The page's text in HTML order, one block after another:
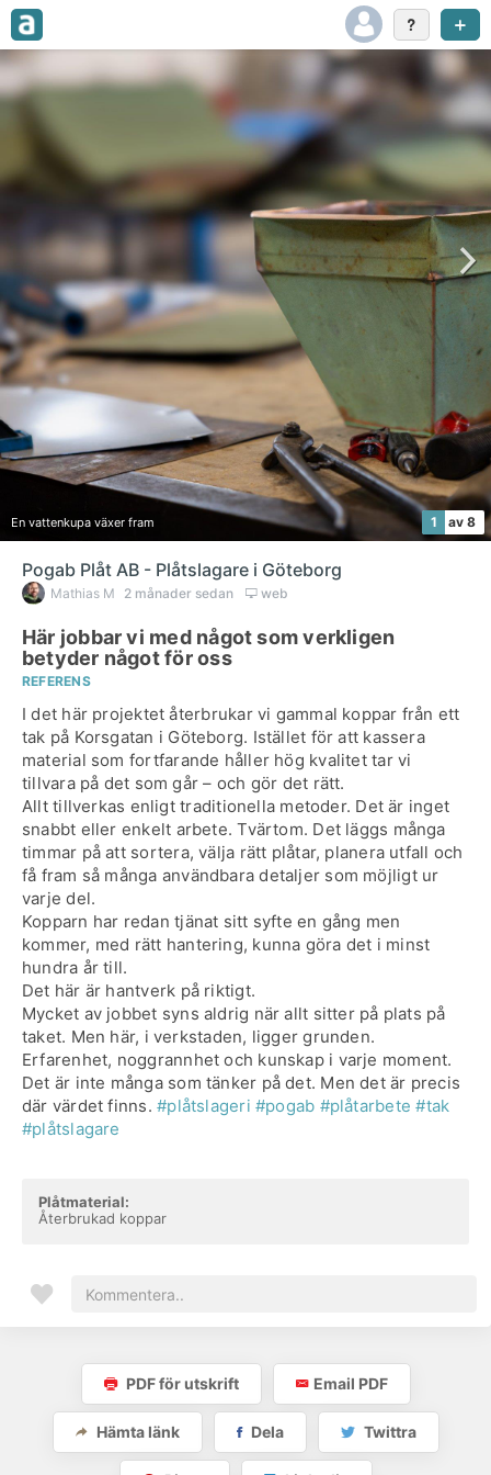
En vattenkupa växer fram 1 av 8
Pogab Plåt AB - Plåtslagare i Göteborg
Mathias M 2 månader sedan web
Här jobbar vi med något som verkligen
betyder något för oss
REFERENS
I det här projektet återbrukar vi gammal koppar från ett
tak på Korsgatan i Göteborg. Istället för att kassera
material som fortfarande håller hög kvalitet tar vi
tillvara på det som går – och gör det rätt.
Allt tillverkas enligt traditionella metoder. Det är inget
snabbt eller enkelt arbete. Tvärtom. Det läggs många
timmar på att sortera, välja rätt plåtar, planera utfall och
få fram så många användbara detaljer som möjligt ur
varje del.
Kopparn har redan tjänat sitt syfte en gång men
kommer, med rätt hantering, kunna göra det i minst
hundra år till.
Det här är hantverk på riktigt.
Mycket av jobbet syns aldrig när allt sitter på plats på
taket. Men här, i verkstaden, ligger grunden.
Erfarenhet, noggrannhet och kunskap i varje moment.
Det är inte många som tänker på det. Men det är precis
där värdet finns.#plåtslageri #pogab #plåtarbete #tak
#plåtslagare
Plåtmaterial:
Återbrukad koppar
PDF för utskrift Email PDF
Hämta länk Dela Twittra